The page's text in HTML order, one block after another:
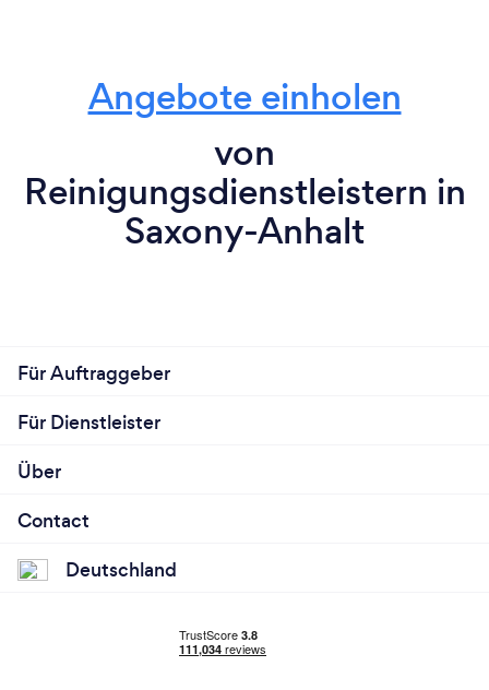
Angebote einholen
von
Reinigungsdienstleistern in
Saxony-Anhalt
Für Auftraggeber
Für Dienstleister
Über
Contact
Deutschland